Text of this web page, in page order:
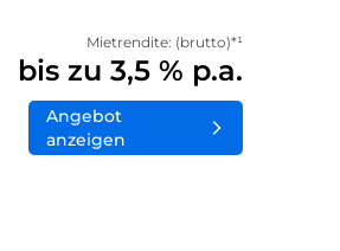
Mietrendite: (brutto)*¹
bis zu 3,5 % p.a.
Angebot
anzeigen